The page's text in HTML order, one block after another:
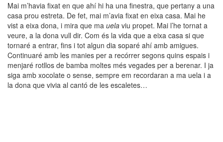
Mai m’havia fixat en que ahí hi ha una finestra, que pertany a una
casa prou estreta. De fet, mai m’avia fixat en eixa casa. Mai he
vist a eixa dona, i mira que ma uela viu propet. Mai l’he tornat a
veure, a la dona vull dir. Com és la vida que a eixa casa si que
tornaré a entrar, fins i tot algun dia soparé ahí amb amigues.
Continuaré amb les manies per a recórrer segons quins espais i
menjaré rotllos de bamba moltes més vegades per a berenar. I ja
siga amb xocolate o sense, sempre em recordaran a ma uela i a
la dona que vivia al cantó de les escaletes…